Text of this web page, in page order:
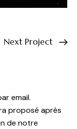
Next Project
email.
proposé après
de notre